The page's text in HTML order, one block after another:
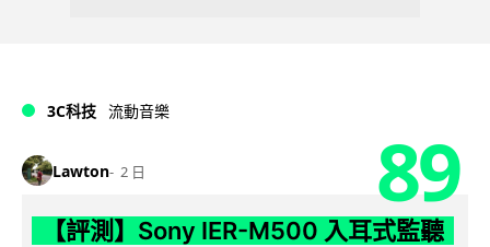
3C科技 流動音樂
Lawton 2 日 89
【評測】Sony IER-M500 入耳式監聽